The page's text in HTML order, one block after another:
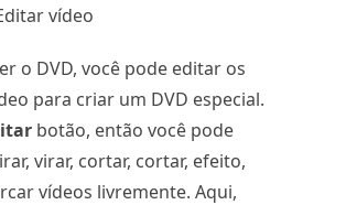
vídeo
o DVD, você pode editar os
para criar um DVD especial.
botão, então você pode
virar, cortar, cortar, efeito,
vídeos livremente. Aqui,